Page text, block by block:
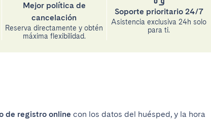
Mejor política de
cancelación
Reserva directamente y obtén
máxima flexibilidad.
Soporte prioritario 24/7
Asistencia exclusiva 24h solo
para ti.
de registro online con los datos del huésped, y la hora